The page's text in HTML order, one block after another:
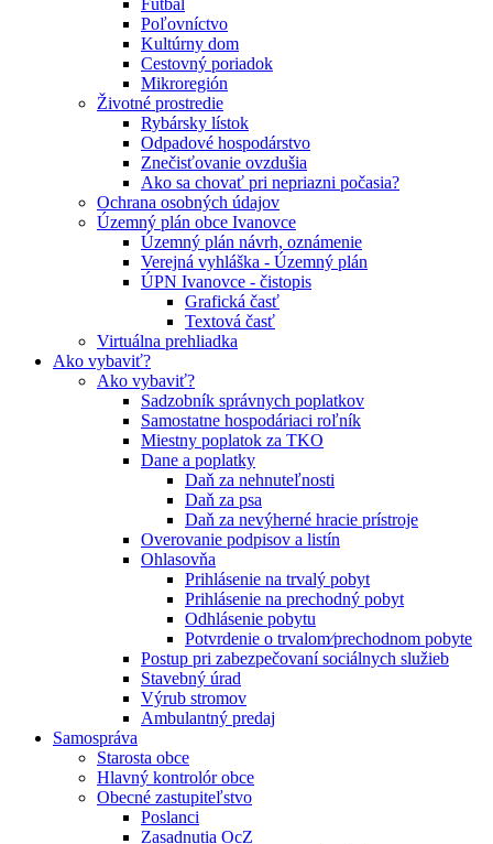
Futbal
Poľovníctvo
Kultúrny dom
Cestovný poriadok
Mikroregión
Životné prostredie
Rybársky lístok
Odpadové hospodárstvo
Znečisťovanie ovzdušia
Ako sa chovať pri nepriazni počasia?
Ochrana osobných údajov
Územný plán obce Ivanovce
Územný plán návrh, oznámenie
Verejná vyhláška - Územný plán
ÚPN Ivanovce - čistopis
Grafická časť
Textová časť
Virtuálna prehliadka
Ako vybaviť?
Ako vybaviť?
Sadzobník správnych poplatkov
Samostatne hospodáriaci roľník
Miestny poplatok za TKO
Dane a poplatky
Daň za nehnuteľnosti
Daň za psa
Daň za nevýherné hracie prístroje
Overovanie podpisov a listín
Ohlasovňa
Prihlásenie na trvalý pobyt
Prihlásenie na prechodný pobyt
Odhlásenie pobytu
Potvrdenie o trvalom⁄prechodnom pobyte
Postup pri zabezpečovaní sociálnych služieb
Stavebný úrad
Výrub stromov
Ambulantný predaj
Samospráva
Starosta obce
Hlavný kontrolór obce
Obecné zastupiteľstvo
Poslanci
Zasadnutia OcZ